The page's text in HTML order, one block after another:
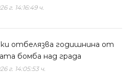
г. 14:16:49 ч.
отбелязва годишнина от
бомба над града
г. 14:05:53 ч.